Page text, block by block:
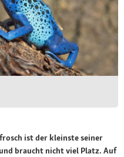
ist der kleinste seiner
braucht nicht viel Platz. Auf